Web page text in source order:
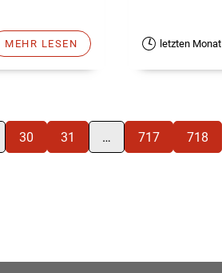
MEHR LESEN letzten Monat
30 31 … 717 718